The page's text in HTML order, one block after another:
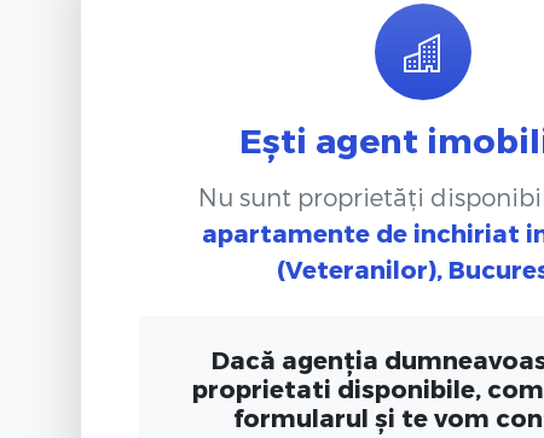
Ești agent
Nu sunt proprietăți
apartamente de inchiriat
(Veteranilor),
Dacă agenția
proprietati disponibile,
formularul și te vom